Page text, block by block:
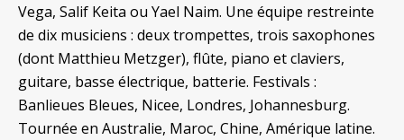
Vega, Salif Keita ou Yael Naim. Une équipe restreinte
de dix musiciens : deux trompettes, trois saxophones
(dont Matthieu Metzger), flûte, piano et claviers,
guitare, basse électrique, batterie. Festivals :
Banlieues Bleues, Nicee, Londres, Johannesburg.
Tournée en Australie, Maroc, Chine, Amérique latine.